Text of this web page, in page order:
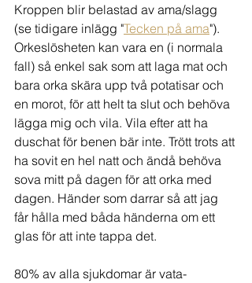
Kroppen blir belastad av ama/slagg
(se tidigare inlägg "Tecken på ama").
Orkeslösheten kan vara en (i normala
fall) så enkel sak som att laga mat och
bara orka skära upp två potatisar och
en morot, för att helt ta slut och behöva
lägga mig och vila. Vila efter att ha
duschat för benen bär inte. Trött trots att
ha sovit en hel natt och ändå behöva
sova mitt på dagen för att orka med
dagen. Händer som darrar så att jag
får hålla med båda händerna om ett
glas för att inte tappa det.
80% av alla sjukdomar är vata-